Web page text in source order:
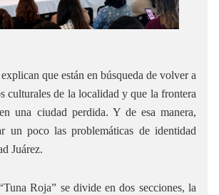
que están en búsqueda de volver a
culturales de la localidad y que la frontera
una ciudad perdida. Y de esa manera,
un poco las problemáticas de identidad
Juárez.
Roja” se divide en dos secciones, la